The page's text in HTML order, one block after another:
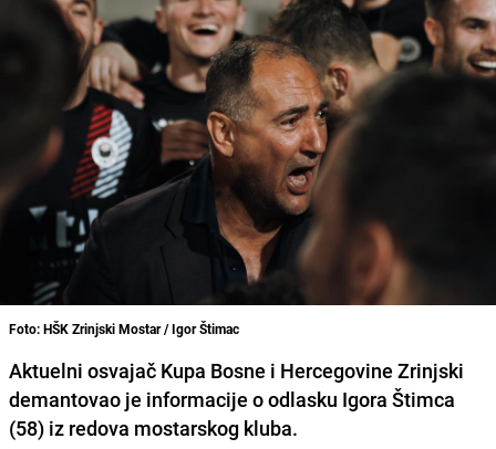
Foto: HŠK Zrinjski Mostar / Igor Štimac
Aktuelni osvajač Kupa Bosne i Hercegovine Zrinjski
demantovao je informacije o odlasku Igora Štimca
(58) iz redova mostarskog kluba.